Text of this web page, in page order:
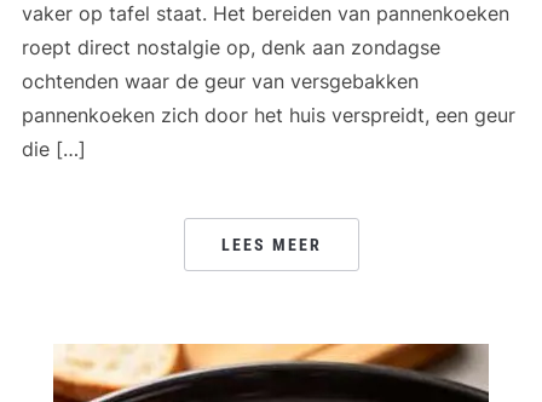
vaker op tafel staat. Het bereiden van pannenkoeken
roept direct nostalgie op, denk aan zondagse
ochtenden waar de geur van versgebakken
pannenkoeken zich door het huis verspreidt, een geur
die […]
LEES MEER